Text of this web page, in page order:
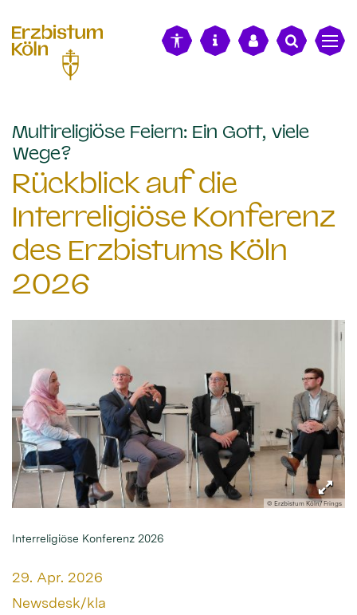
Multireligiöse Feiern: Ein Gott, viele
Wege?
Rückblick auf die
Interreligiöse Konferenz
des Erzbistums Köln
2026
© Erzbistum Köln/ Frings
Interreligiöse Konferenz 2026
Datum:
29. Apr. 2026
Von:
Newsdesk/kla